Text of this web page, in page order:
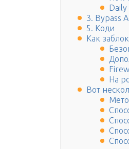
3. Bypass
5. Коди
Как
На
Вот